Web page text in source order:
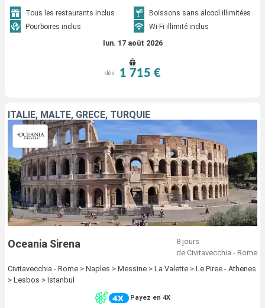
Tous les restaurants inclus
Boissons sans alcool illimitées
Pourboires inclus
Wi-Fi illimité inclus
lun. 17 août 2026
dès 1 715 €
ITALIE, MALTE, GRÈCE, TURQUIE
Oceania Sirena
8 jours
de Civitavecchia - Rome
Civitavecchia - Rome > Naples > Messine > La Valette > Le Piree - Athenes
> Lesbos > Istanbul
Payez en 4X